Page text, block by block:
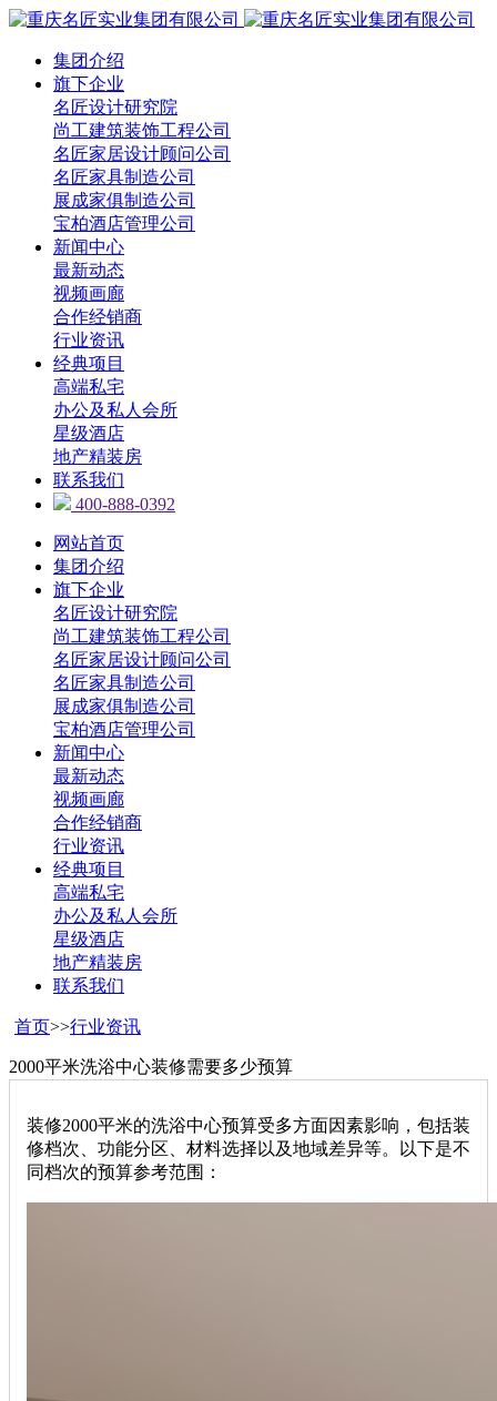
集团介绍
旗下企业
名匠设计研究院
尚工建筑装饰工程公司
名匠家居设计顾问公司
名匠家具制造公司
展成家俱制造公司
宝柏酒店管理公司
新闻中心
最新动态
视频画廊
合作经销商
行业资讯
经典项目
高端私宅
办公及私人会所
星级酒店
地产精装房
联系我们
400-888-0392
网站首页
集团介绍
旗下企业
名匠设计研究院
尚工建筑装饰工程公司
名匠家居设计顾问公司
名匠家具制造公司
展成家俱制造公司
宝柏酒店管理公司
新闻中心
最新动态
视频画廊
合作经销商
行业资讯
经典项目
高端私宅
办公及私人会所
星级酒店
地产精装房
联系我们
首页>>行业资讯
2000平米洗浴中心装修需要多少预算
装修2000平米的洗浴中心预算受多方面因素影响，包括装
修档次、功能分区、材料选择以及地域差异等。以下是不
同档次的预算参考范围：